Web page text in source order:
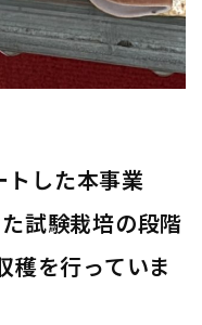
した本事業
試験栽培の段階
穫を行っていま